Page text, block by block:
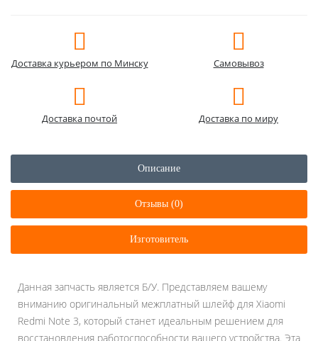
Доставка курьером по Минску Самовывоз
Доставка почтой Доставка по миру
Описание
Отзывы (0)
Изготовитель
Данная запчасть является Б/У. Представляем вашему
вниманию оригинальный межплатный шлейф для Xiaomi
Redmi Note 3, который станет идеальным решением для
восстановления работоспособности вашего устройства. Эта